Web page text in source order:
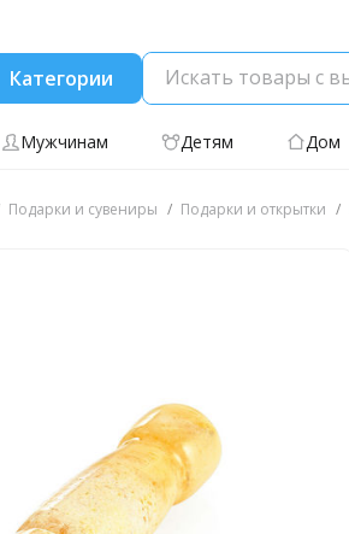
Категории
Мужчинам Детям Дом
Подарки и сувениры Подарки и открытки